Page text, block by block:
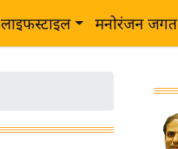
लाइफस्टाइल मनोरंजन जगत